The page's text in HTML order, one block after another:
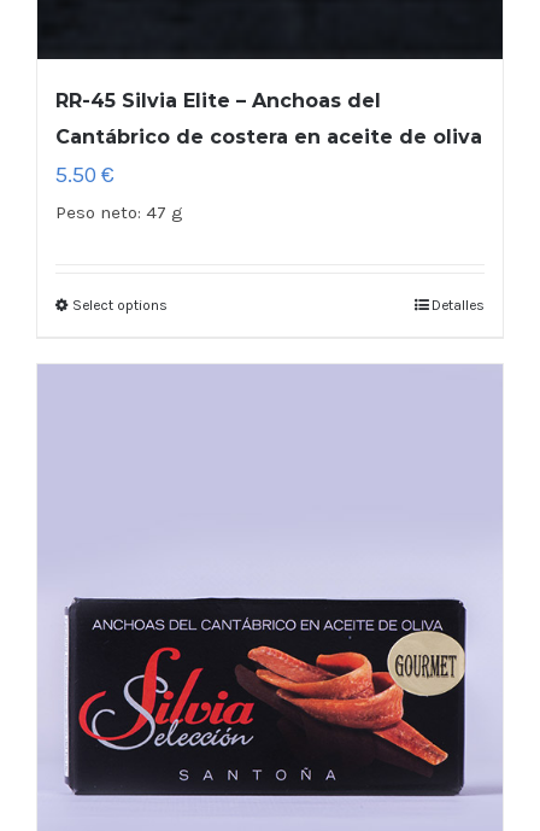
RR-45 Silvia Elite – Anchoas del
Cantábrico de costera en aceite de oliva
5.50 €
Peso neto: 47 g
Select options Detalles